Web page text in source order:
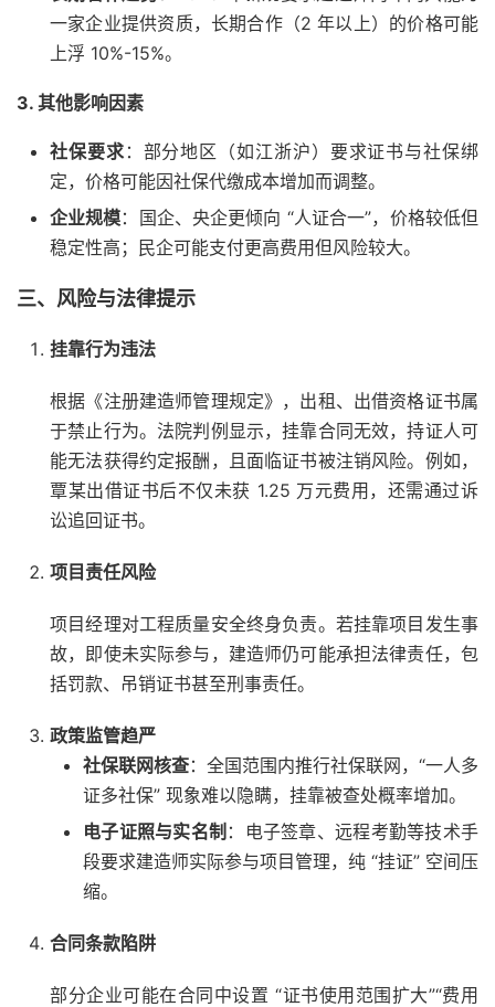
一家企业提供资质，长期合作（2 年以上）的价格可能
上浮 10%-15%。
3. 其他影响因素
社保要求 ：部分地区（如江浙沪）要求证书与社保绑
定，价格可能因社保代缴成本增加而调整。
企业规模：国企、央企更倾向 “人证合一”，价格较低但
稳定性高；民企可能支付更高费用但风险较大。
三、风险与法律提示
挂靠行为违法
根据《注册建造师管理规定》，出租、出借资格证书属
于禁止行为。法院判例显示，挂靠合同无效，持证人可
能无法获得约定报酬，且面临证书被注销风险。例如，
覃某出借证书后不仅未获 1.25 万元费用，还需通过诉
讼追回证书。
项目责任风险
项目经理对工程质量安全终身负责。若挂靠项目发生事
故，即使未实际参与，建造师仍可能承担法律责任，包
括罚款、吊销证书甚至刑事责任。
政策监管趋严
社保联网核查：全国范围内推行社保联网，“一人多
证多社保” 现象难以隐瞒，挂靠被查处概率增加。
电子证照与实名制 ：电子签章、远程考勤等技术手
段要求建造师实际参与项目管理，纯 “挂证” 空间压
缩。
合同条款陷阱
部分企业可能在合同中设置 “证书使用范围扩大”“费用